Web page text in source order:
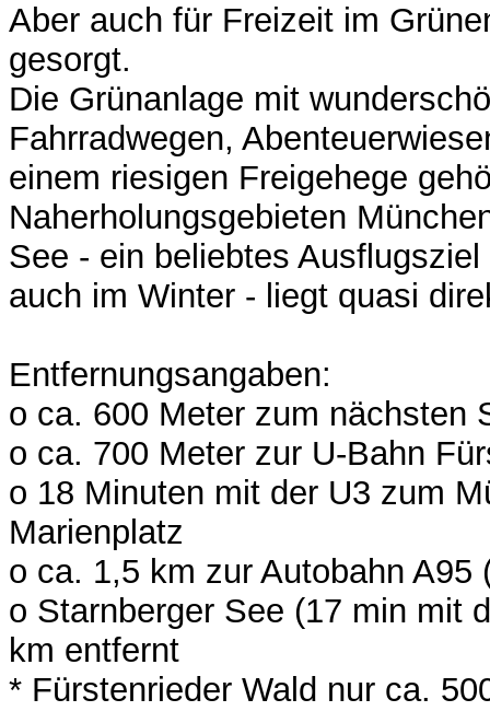
Aber auch für Freizeit im
gesorgt.
Die Grünanlage mit
Fahrradwegen,
einem riesigen Freigehege
Naherholungsgebieten
See - ein beliebtes
auch im Winter - liegt quasi
Entfernungsangaben:
o ca. 600 Meter zum nächsten
o ca. 700 Meter zur U-Bahn
o 18 Minuten mit der U3 zum
Marienplatz
o ca. 1,5 km zur Autobahn A95
o Starnberger See (17 min mit
km entfernt
* Fürstenrieder Wald nur ca.